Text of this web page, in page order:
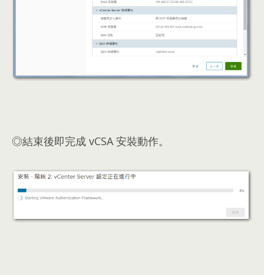
◎結束後即完成 vCSA 安裝動作。